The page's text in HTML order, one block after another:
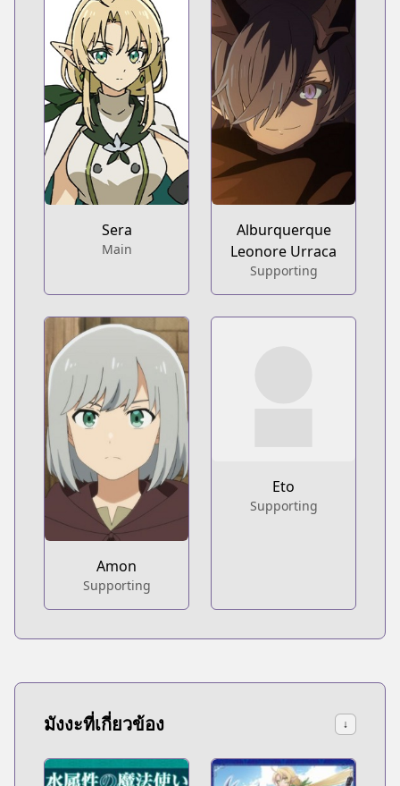
Sera
Main
Alburquerque
Leonore Urraca
Supporting
Amon
Supporting
Eto
Supporting
มังงะที่เกี่ยวข้อง ↓